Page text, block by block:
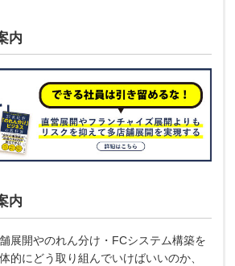
内
内
展開やのれん分け・FCシステム構築を
的にどう取り組んでいけばいいのか、